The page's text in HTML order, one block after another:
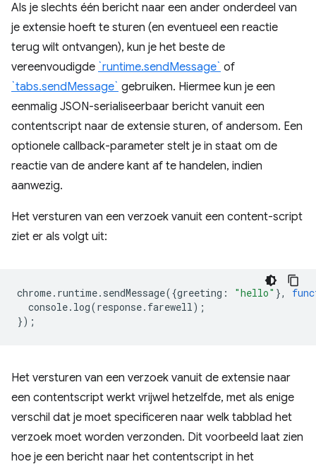
Als je slechts één bericht naar een ander onderdeel van
je extensie hoeft te sturen (en eventueel een reactie
terug wilt ontvangen), kun je het beste de
vereenvoudigde `runtime.sendMessage` of
`tabs.sendMessage` gebruiken. Hiermee kun je een
eenmalig JSON-serialiseerbaar bericht vanuit een
contentscript naar de extensie sturen, of andersom. Een
optionele callback-parameter stelt je in staat om de
reactie van de andere kant af te handelen, indien
aanwezig.
Het versturen van een verzoek vanuit een content-script
ziet er als volgt uit:
chrome. runtime. sendMessage({greeting : "hello" },
console. log(response. farewell);
});
Het versturen van een verzoek vanuit de extensie naar
een contentscript werkt vrijwel hetzelfde, met als enige
verschil dat je moet specificeren naar welk tabblad het
verzoek moet worden verzonden. Dit voorbeeld laat zien
hoe je een bericht naar het contentscript in het